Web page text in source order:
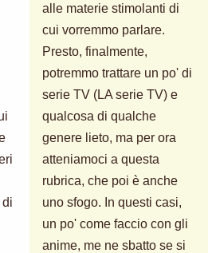
di
alle materie stimolanti di
cui vorremmo parlare.
Presto, finalmente,
potremmo trattare un po' di
serie TV (LA serie TV) e
qualcosa di qualche
genere lieto, ma per ora
atteniamoci a questa
rubrica, che poi è anche
uno sfogo. In questi casi,
un po' come faccio con gli
anime, me ne sbatto se si